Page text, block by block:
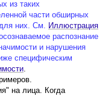
из таких
части обширных
них. См. Иллюстрация
распознание
и нарушения
специфическим
.
на лица. Когда